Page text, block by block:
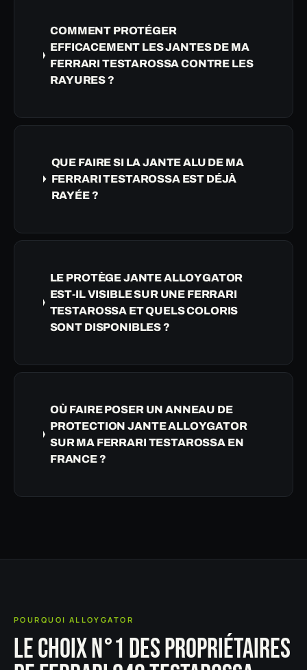
COMMENT PROTÉGER
EFFICACEMENT LES JANTES DE MA
FERRARI TESTAROSSA CONTRE LES
RAYURES ?
QUE FAIRE SI LA JANTE ALU DE MA
FERRARI TESTAROSSA EST DÉJÀ
RAYÉE ?
LE PROTÈGE JANTE ALLOYGATOR
EST-IL VISIBLE SUR UNE FERRARI
TESTAROSSA ET QUELS COLORIS
SONT DISPONIBLES ?
OÙ FAIRE POSER UN ANNEAU DE
PROTECTION JANTE ALLOYGATOR
SUR MA FERRARI TESTAROSSA EN
FRANCE ?
POURQUOI ALLOYGATOR
LE CHOIX N°1 DES PROPRIÉTAIRES